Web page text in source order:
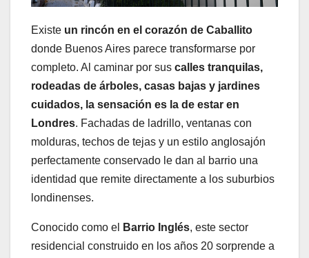
Existe un rincón en el corazón de Caballito
donde Buenos Aires parece transformarse por
completo. Al caminar por sus calles tranquilas,
rodeadas de árboles, casas bajas y jardines
cuidados, la sensación es la de estar en
Londres. Fachadas de ladrillo, ventanas con
molduras, techos de tejas y un estilo anglosajón
perfectamente conservado le dan al barrio una
identidad que remite directamente a los suburbios
londinenses.
Conocido como el Barrio Inglés, este sector
residencial construido en los años 20 sorprende a